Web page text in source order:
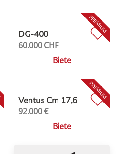
DG-400
60.000 CHF
Biete
Ventus Cm 17,6
92.000€
Biete